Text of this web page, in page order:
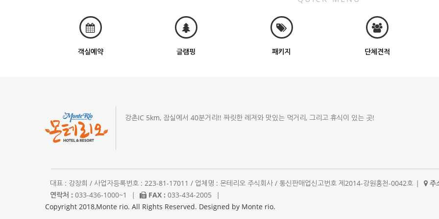
객실예약 글램핑 패키지 단체견적
강촌IC 5km, 잠실에서 40분거리!! 짜릿한 레져와 맛있는 먹거리, 그리고 휴식이 있는 곳!
대표 : 강창희 / 사업자등록번호 : 223-81-17011 / 업체명 : 몬테리오 주식회사 / 통신판매업신고번호 제2014-강원홍천-0042호 |
주
연락처 : 033-436-1000~1 | FAX : 033-434-2005
|
Copyright 2018,Monte rio. All Rights Reserved. Designed by Monte rio.